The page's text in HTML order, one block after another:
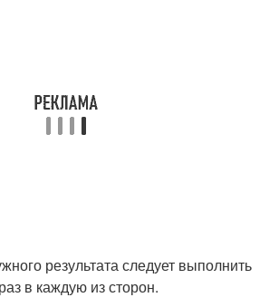
результата следует выполнить
в каждую из сторон.